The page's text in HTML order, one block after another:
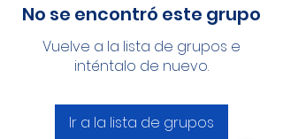
No se encontró este grupo
Vuelve a la lista de grupos e
inténtalo de nuevo.
Ir a la lista de grupos